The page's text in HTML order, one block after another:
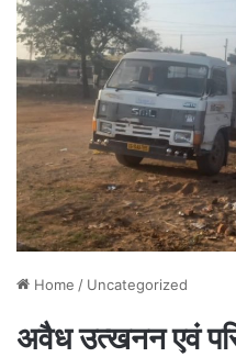
Home / Uncategorized
अवैध उत्खनन एवं